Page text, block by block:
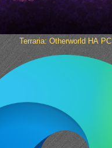
Terraria: Otherworld НА PC